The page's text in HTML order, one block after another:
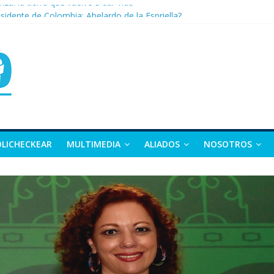
la tierra que vuelve a dar vida
exvicepresidente y figura clave de la política colombiana
y Nariño deja 21 muertos y más de 50 heridos
MULTIMEDIA ALIADOS NOSOTROS